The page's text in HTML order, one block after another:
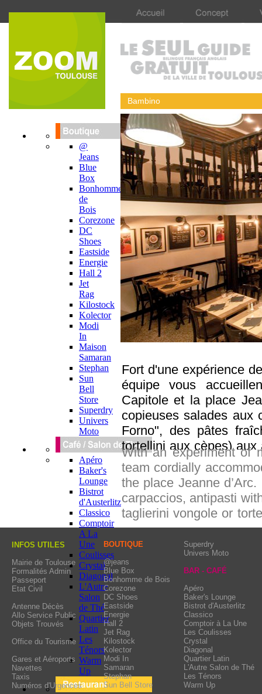
With an experiment of
team cordially
the place Jeanne
carpaccios, antipasti
taglierini vongole or
pies with fine paste
places proposes a rich
the heart balances
cut of small Neapolitan
you with the concern of
there the time and the
Fort d'une expérience
équipe vous
Capitole et la place
copieuses salades aux
Forno", des pâtes
tortellini aux cèpes)
feu de bois, le maître
variée. Côté sucré, le
maison ou la coupe
saura toujours vous
l'authenticité, afin d'y
bon repas.
Bambino
@
Jeans
Blue
Box
Bonhomme
de
Bois
Corezone
DC
Shoes
Eastside
Energie
Hall 2
Jet
Rag
Kilostock
Kolector
Modi
In
Maison
Samaran
Stephan
Sun
Bell
Store
Superdry
Univers
Moto
Apéro
Baker's
Lounge
Bistrot
d'Austerlitz
Classico
Comptoir
A La
Une
Coulisses
Crystal
Diagonal
L'Autre
Salon
de Thé
Quartier
Latin
Les
Ténors
Warm
Up
INFOS UTILES
Mairie de Toulouse
Formalités Admin
Passeport
Etat Civil
Antenne Décès
Allo Service Public
Objets Trouvés
Office du Tourisme
Gares et Aéroports
Navettes
Taxis
Numéros d'Urgences
Superdry
Univers Moto
BAR - CAFÉ
Apéro
Baker's Lounge
Bistrot d'Austerlitz
Classico
Comptoir à La Une
Les Coulisses
Crystal
Diagonal
Quartier Latin
L'Autre Salon de Thé
Les Ténors
Warm Up
BOUTIQUE
@jeans
Blue Box
Bonhomme de Bois
Corezone
DC Shoes
Eastside
Energie
Hall 2
Jet Rag
Kilostock
Kolector
Modi In
Samaran
Stephan
Sun Bell Store